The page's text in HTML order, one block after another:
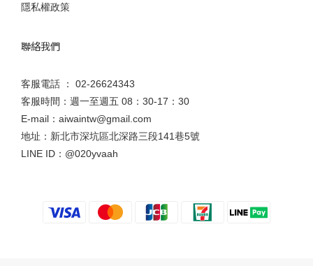
隱私權政策
聯絡我們
客服電話 ： 02-26624343
客服時間：週一至週五 08：30-17：30
E-mail：aiwaintw@gmail.com
地址：新北市深坑區北深路三段141巷5號
LINE ID： @020yvaah